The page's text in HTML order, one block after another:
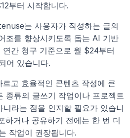
부터 시작합니다.
는 사용자가 작성하는 글의
조를 향상시키도록 돕는 AI 기반
간 청구 기준으로 월 $24부터
어 있습니다.
고 효율적인 콘텐츠 작성에 큰
종류의 글쓰기 작업이나 프로젝트
라는 점을 인지할 필요가 있습니
하거나 공유하기 전에는 한 번 더
작업이 권장됩니다.